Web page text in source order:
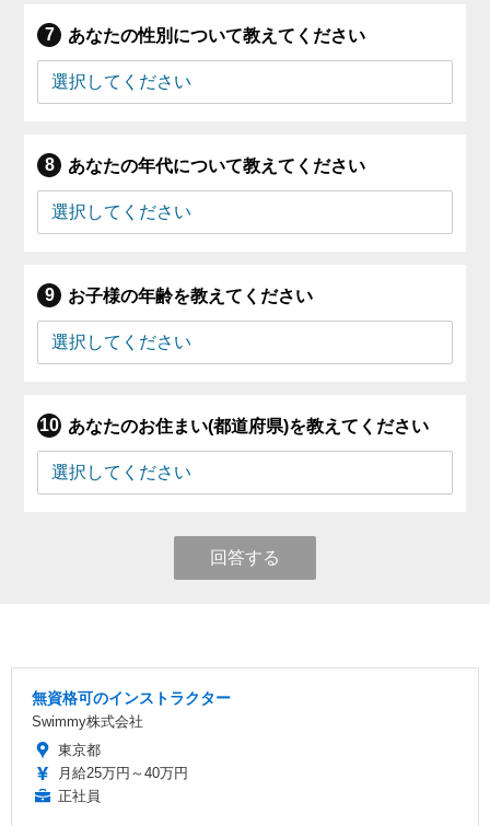
あなたの性別について教えてください
あなたの年代について教えてください
お子様の年齢を教えてください
あなたのお住まい(都道府県)を教えてください
回答する
無資格可のインストラクター
Swimmy株式会社
東京都
月給25万円～40万円
正社員